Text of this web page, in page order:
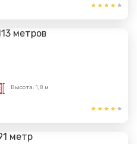
Высота: 1,8 м